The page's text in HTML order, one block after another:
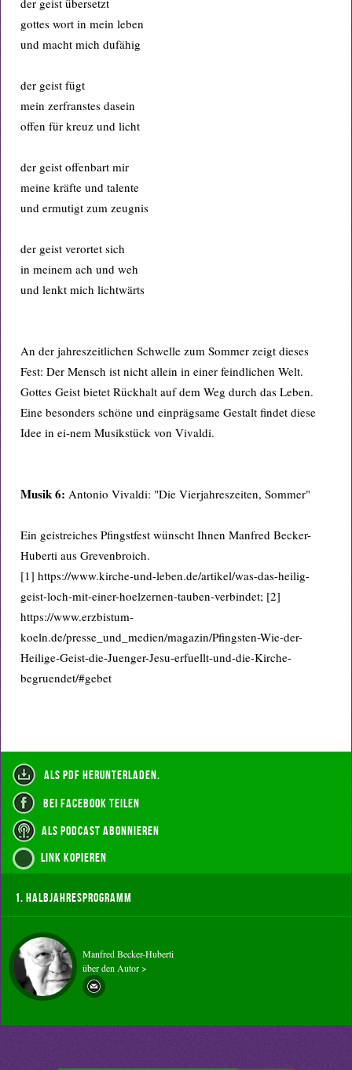
der geist übersetzt
gottes wort in mein leben
und macht mich dufähig
der geist fügt
mein zerfranstes dasein
offen für kreuz und licht
der geist offenbart mir
meine kräfte und talente
und ermutigt zum zeugnis
der geist verortet sich
in meinem ach und weh
und lenkt mich lichtwärts
An der jahreszeitlichen Schwelle zum Sommer zeigt dieses
Fest: Der Mensch ist nicht allein in einer feindlichen Welt.
Gottes Geist bietet Rückhalt auf dem Weg durch das Leben.
Eine besonders schöne und einprägsame Gestalt findet diese
Idee in ei-nem Musikstück von Vivaldi.
Musik 6: Antonio Vivaldi: "Die Vierjahreszeiten, Sommer"
Ein geistreiches Pfingstfest wünscht Ihnen Manfred Becker-
Huberti aus Grevenbroich.
[1] https://www.kirche-und-leben.de/artikel/was-das-heilig-
geist-loch-mit-einer-hoelzernen-tauben-verbindet; [2]
https://www.erzbistum-
koeln.de/presse_und_medien/magazin/Pfingsten-Wie-der-
Heilige-Geist-die-Juenger-Jesu-erfuellt-und-die-Kirche-
begruendet/#gebet
als PDF herunterladen.
bei Facebook teilen
als Podcast abonnieren
Link kopieren
1. Halbjahresprogramm
Manfred Becker-Huberti
über den Autor >